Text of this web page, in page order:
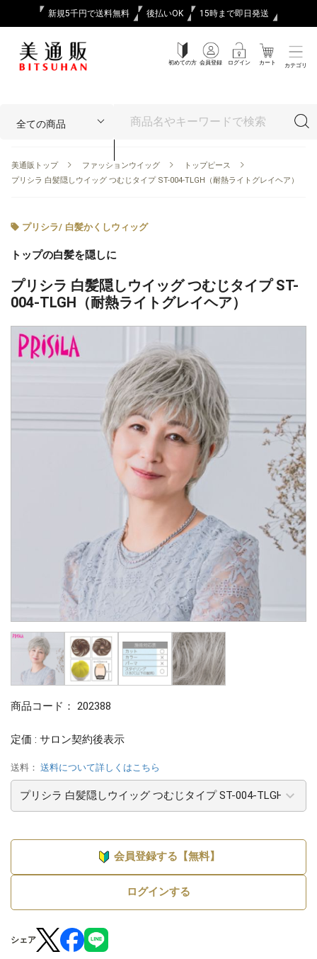
新規5千円で送料無料 後払いOK 15時まで即日発送
初めての方 会員登録 ログイン カート カテゴリ
美通販トップ ファッションウイッグ
トップピース
プリシラ 白髪隠しウイッグ つむじタイプ ST-004-TLGH（耐熱ライトグレイヘア）
プリシラ/ 白髪かくしウィッグ
トップの白髪を隠しに
プリシラ 白髪隠しウイッグ つむじタイプ ST-
004-TLGH（耐熱ライトグレイヘア）
商品コード： 202388
定価 : サロン契約後表示
送料： 送料について詳しくはこちら
会員登録する【無料】
ログインする
シェア